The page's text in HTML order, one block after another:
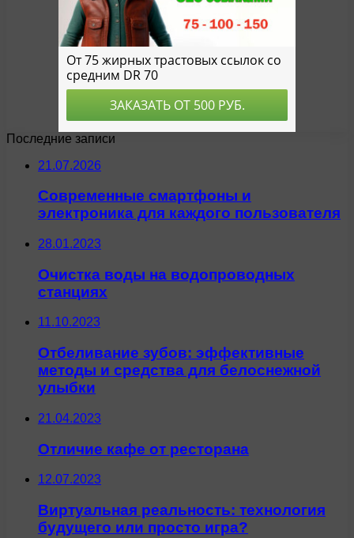
Последние записи
21.07.2026
Современные смартфоны и
электроника для каждого пользователя
28.01.2023
Очистка воды на водопроводных
станциях
11.10.2023
Отбеливание зубов: эффективные
методы и средства для белоснежной
улыбки
21.04.2023
Отличие кафе от ресторана
12.07.2023
Виртуальная реальность: технология
будущего или просто игра?